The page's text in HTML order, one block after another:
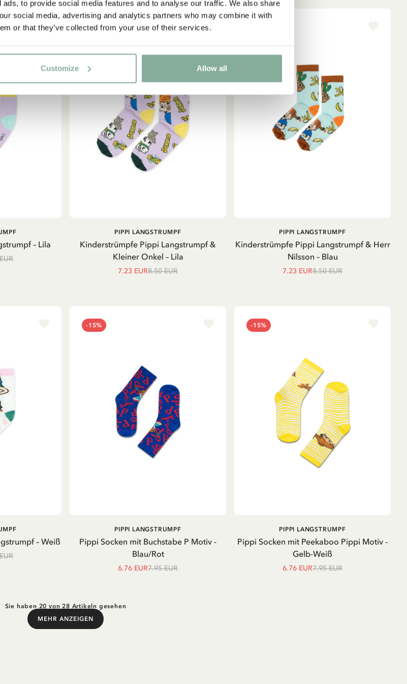
to provide social media features and to analyse our traffic. We also share
social media, advertising and analytics partners who may combine it with
or that they’ve collected from your use of their services.
Customize Allow all
– Lila
-15%
Kinderstrümpfe Pippi Langstrumpf &
Kleiner Onkel – Lila
PIPPI LANGSTRUMPF
7.23 EUR8.50 EUR
Kinderstrümpfe Pippi Langstrumpf & Herr
Nilsson – Blau
PIPPI LANGSTRUMPF
7.23 EUR8.50 EUR
– Weiß
-15%
Pippi Socken mit Buchstabe P Motiv -
Blau/Rot
PIPPI LANGSTRUMPF
6.76 EUR7.95 EUR
-15%
Pippi Socken mit Peekaboo Pippi Motiv -
Gelb-Weiß
PIPPI LANGSTRUMPF
6.76 EUR7.95 EUR
Sie haben 20 von 28 Artikeln gesehen
MEHR ANZEIGEN
Mehr anzeigen
JETZT MITGLIED WERDEN